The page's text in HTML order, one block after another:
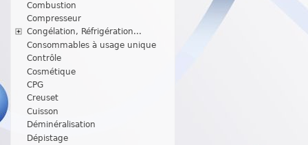
Combustion
Compresseur
Congélation, Réfrigération...
Consommables à usage unique
Contrôle
Cosmétique
CPG
Creuset
Cuisson
Déminéralisation
Dépistage